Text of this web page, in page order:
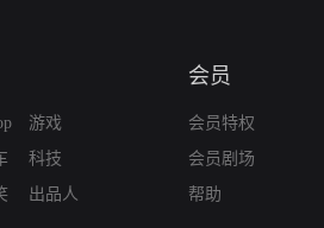
游戏
科技
出品人
会员
会员特权
会员剧场
帮助